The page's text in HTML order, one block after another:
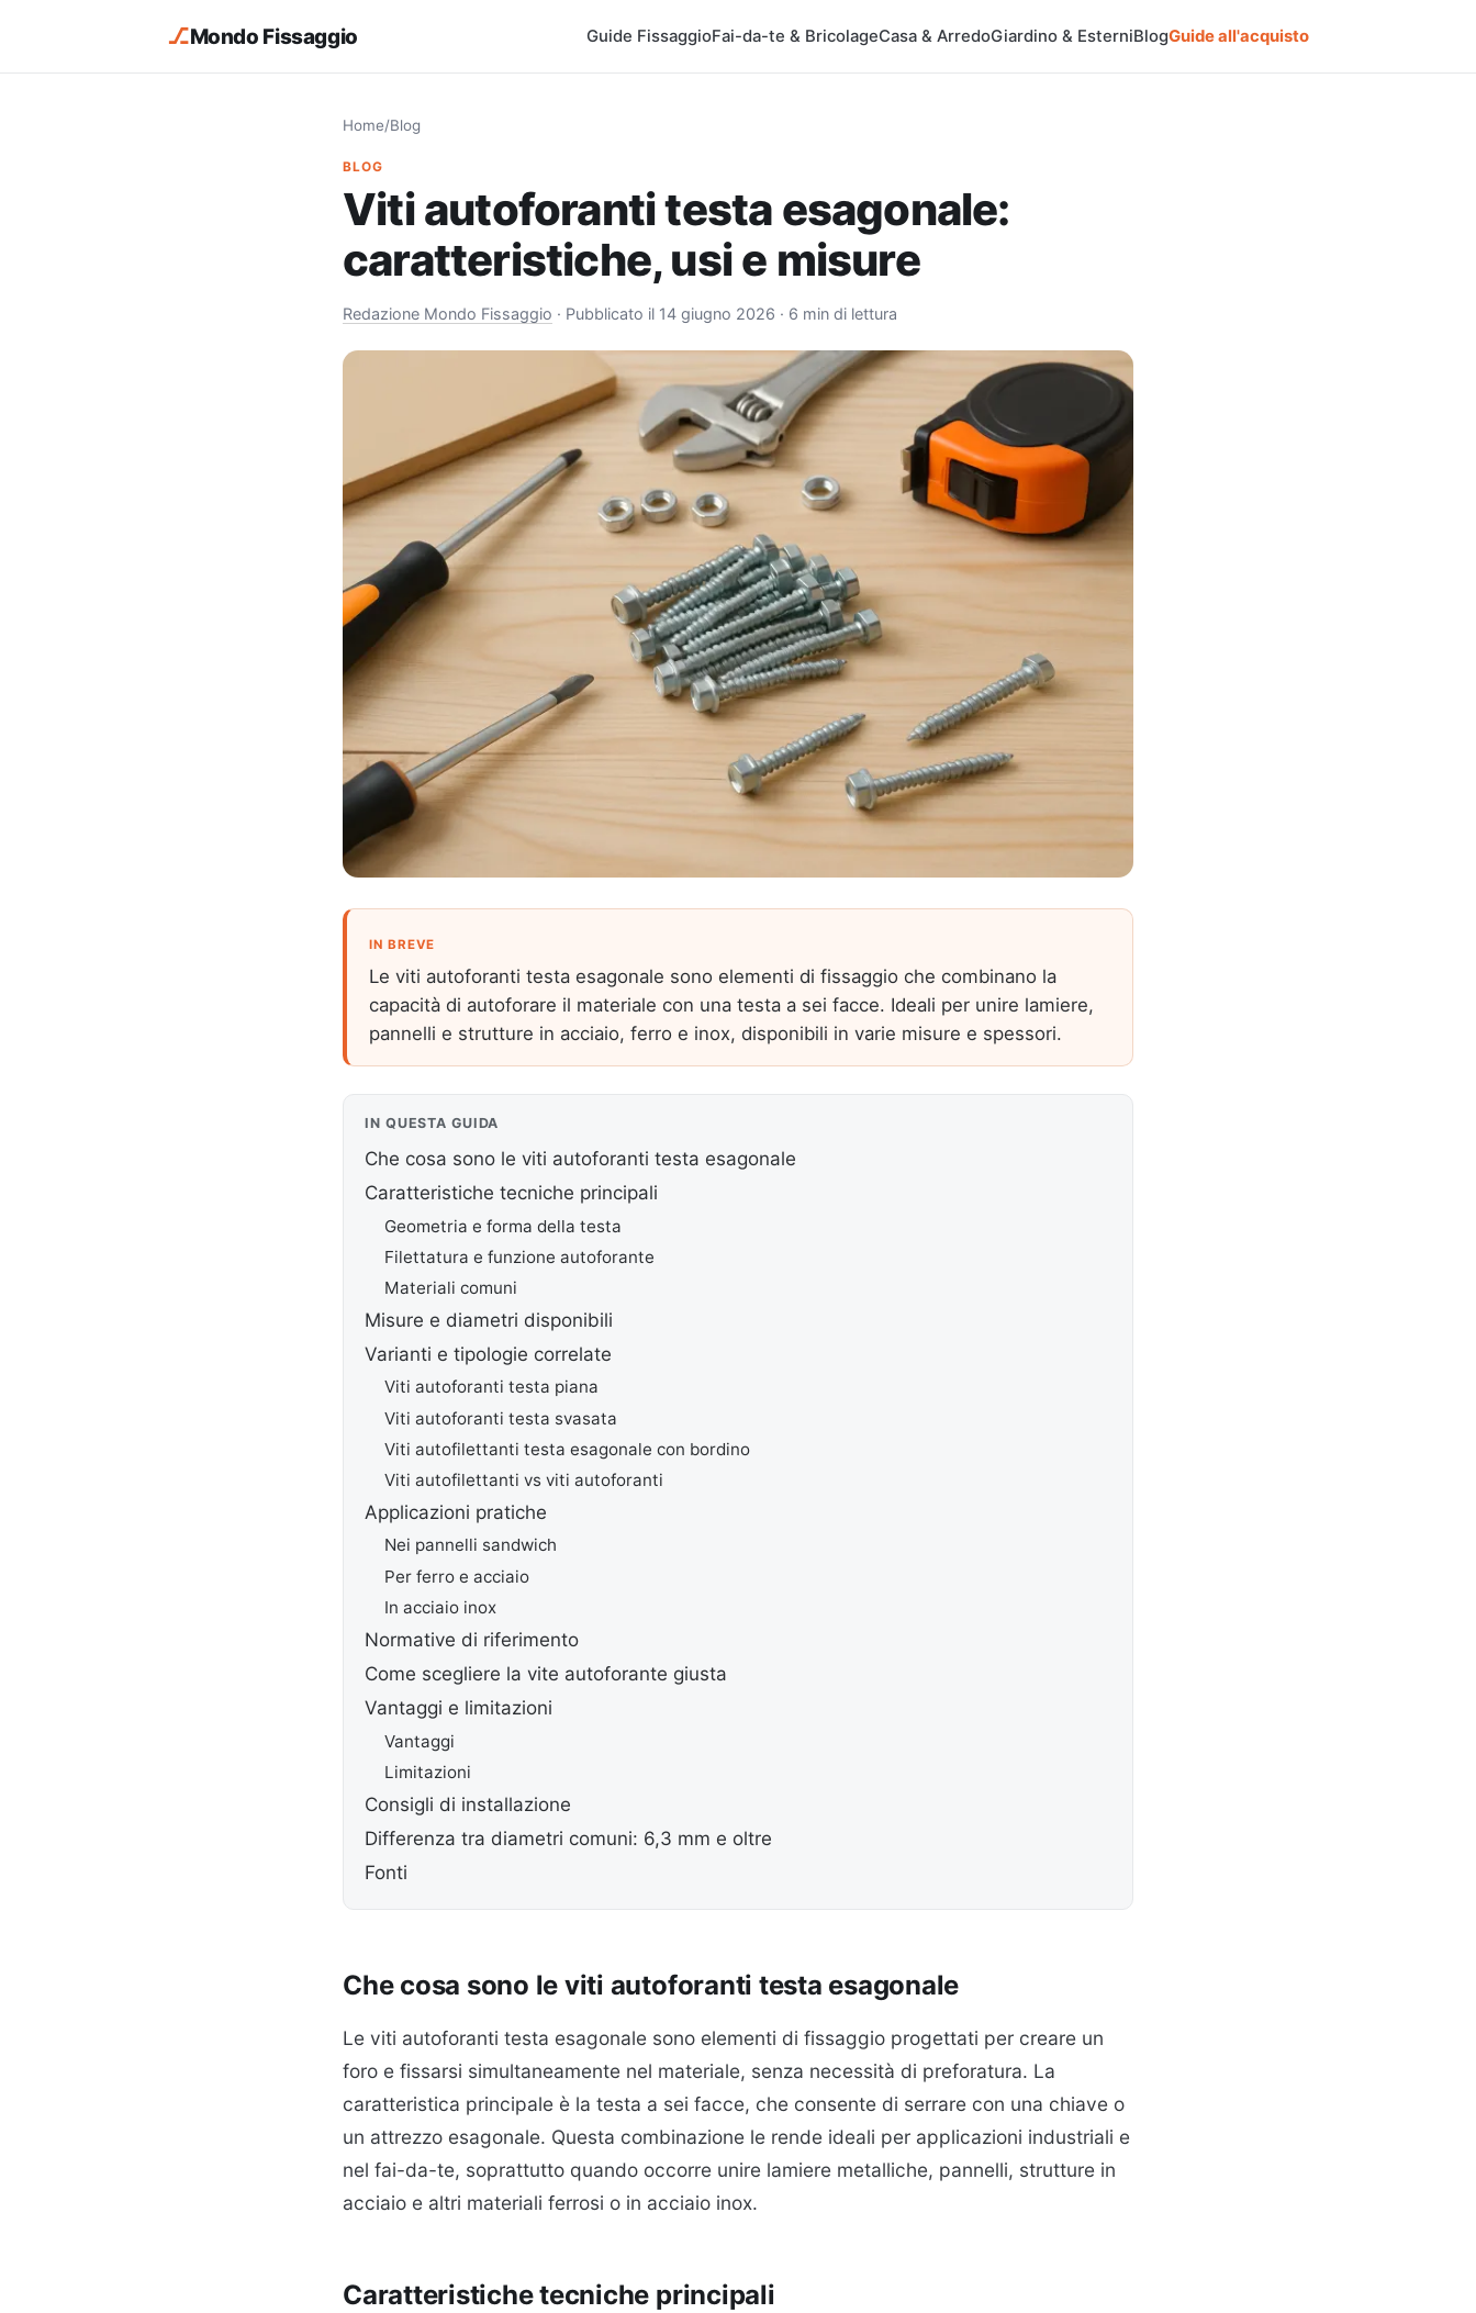
⎇Mondo Fissaggio Guide FissaggioFai-da-te & BricolageCasa & ArredoGiardino & EsterniBlogGuide all'acquisto
Home/Blog
BLOG
Viti autoforanti testa esagonale:
caratteristiche, usi e misure
Redazione Mondo Fissaggio · Pubblicato il 14 giugno 2026 · 6 min di lettura
IN BREVE
Le viti autoforanti testa esagonale sono elementi di fissaggio che combinano la
capacità di autoforare il materiale con una testa a sei facce. Ideali per unire lamiere,
pannelli e strutture in acciaio, ferro e inox, disponibili in varie misure e spessori.
IN QUESTA GUIDA
Che cosa sono le viti autoforanti testa esagonale
Caratteristiche tecniche principali
Geometria e forma della testa
Filettatura e funzione autoforante
Materiali comuni
Misure e diametri disponibili
Varianti e tipologie correlate
Viti autoforanti testa piana
Viti autoforanti testa svasata
Viti autofilettanti testa esagonale con bordino
Viti autofilettanti vs viti autoforanti
Applicazioni pratiche
Nei pannelli sandwich
Per ferro e acciaio
In acciaio inox
Normative di riferimento
Come scegliere la vite autoforante giusta
Vantaggi e limitazioni
Vantaggi
Limitazioni
Consigli di installazione
Differenza tra diametri comuni: 6,3 mm e oltre
Fonti
Che cosa sono le viti autoforanti testa esagonale
Le viti autoforanti testa esagonale sono elementi di fissaggio progettati per creare un
foro e fissarsi simultaneamente nel materiale, senza necessità di preforatura. La
caratteristica principale è la testa a sei facce, che consente di serrare con una chiave o
un attrezzo esagonale. Questa combinazione le rende ideali per applicazioni industriali e
nel fai-da-te, soprattutto quando occorre unire lamiere metalliche, pannelli, strutture in
acciaio e altri materiali ferrosi o in acciaio inox.
Caratteristiche tecniche principali